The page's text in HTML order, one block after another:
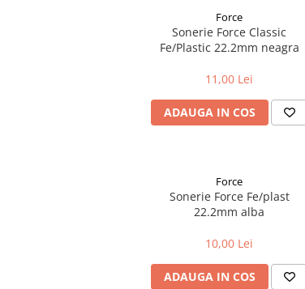
Force
Sonerie Force Classic
Fe/Plastic 22.2mm neagra
11,00 Lei
ADAUGA IN COS
Force
Sonerie Force Fe/plast
22.2mm alba
10,00 Lei
ADAUGA IN COS